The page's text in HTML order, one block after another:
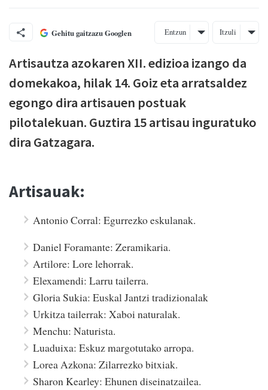
Gehitu gaitzazu Googlen Entzun Itzuli
Artisautza azokaren XII. edizioa izango da
domekakoa, hilak 14. Goiz eta arratsaldez
egongo dira artisauen postuak
pilotalekuan. Guztira 15 artisau inguratuko
dira Gatzagara.
Artisauak:
Antonio Corral: Egurrezko eskulanak.
Daniel Foramante: Zeramikaria.
Artilore: Lore lehorrak.
Elexamendi: Larru tailerra.
Gloria Sukia: Euskal Jantzi tradizionalak
Urkitza tailerrak: Xaboi naturalak.
Menchu: Naturista.
Luaduixa: Eskuz margotutako arropa.
Lorea Azkona: Zilarrezko bitxiak.
Sharon Kearley: Ehunen diseinatzailea.